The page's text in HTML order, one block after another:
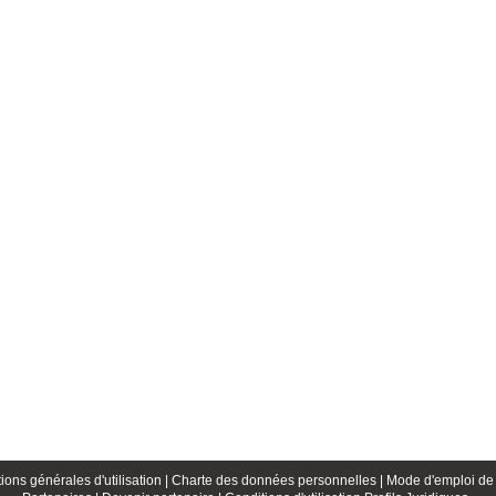
générales d'utilisation | Charte des données personnelles | Mode d'emploi de